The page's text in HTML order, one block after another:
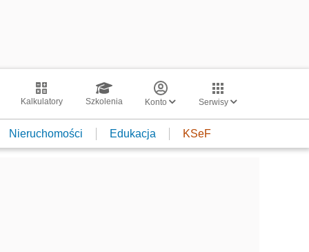
Kalkulatory Szkolenia Konto Serwisy
Nieruchomości Edukacja KSeF